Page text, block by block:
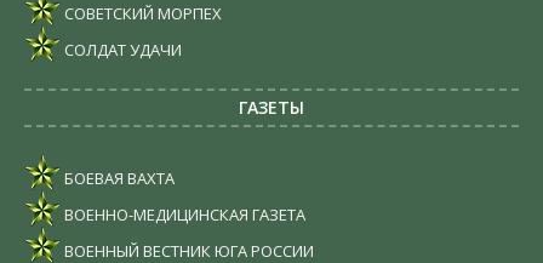
СОВЕТСКИЙ МОРПЕХ
СОЛДАТ УДАЧИ
ГАЗЕТЫ
БОЕВАЯ ВАХТА
ВОЕННО-МЕДИЦИНСКАЯ ГАЗЕТА
ВОЕННЫЙ ВЕСТНИК ЮГА РОССИИ